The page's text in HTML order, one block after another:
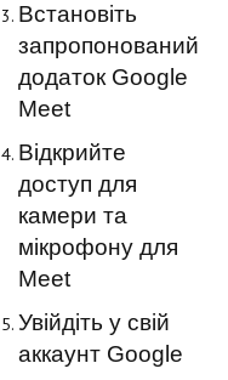
Встановіть
запропонований
додаток Google
Meet
Відкрийте
доступ для
камери та
мікрофону для
Meet
Увійдіть у свій
аккаунт Google